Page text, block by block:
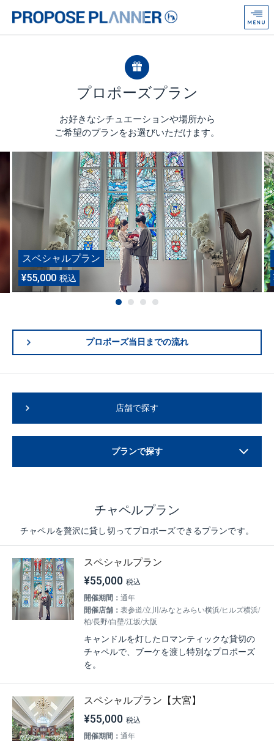
ロ
ズ
プ
ラ
ン
ー
from
プロポーズプラン
お好きなシチュエーションや場所から
ご希望のプランをお選びいただけます。
スペシャルプラン
¥55,000
プロポーズ当日までの流れ
店舗で探す
プランで探す
チャペルプラン
チャペルを贅沢に貸し切ってプロポーズできるプランです。
スペシャルプラン
¥55,000
開催期間： 通年
開催店舗： 表参道/立川/みなとみらい横浜/ヒルズ横浜/
柏/長野/白壁/江坂/大阪
キャンドルを灯したロマンティックな貸切の
チャペルで、ブーケを渡し特別なプロポーズ
を。
スペシャルプラン【大宮】
¥55,000
開催期間： 通年